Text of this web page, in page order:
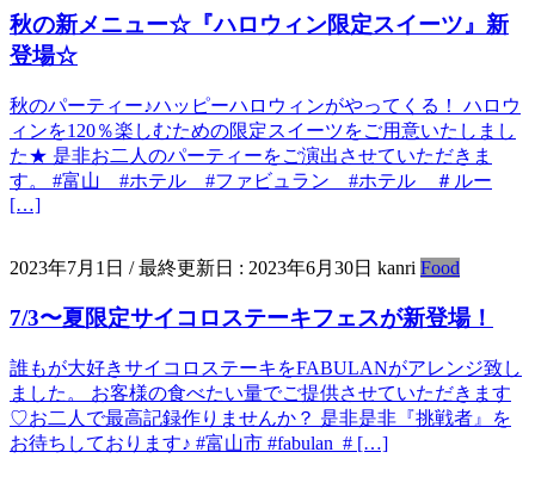
秋の新メニュー☆『ハロウィン限定スイーツ』新
登場☆
秋のパーティー♪ハッピーハロウィンがやってくる！ ハロウ
ィンを120％楽しむための限定スイーツをご用意いたしまし
た★ 是非お二人のパーティーをご演出させていただきま
す。 #富山 #ホテル #ファビュラン #ホテル ＃ルー
[…]
2023年7月1日 / 最終更新日 : 2023年6月30日 kanri Food
7/3〜夏限定サイコロステーキフェスが新登場！
誰もが大好きサイコロステーキをFABULANがアレンジ致し
ました。 お客様の食べたい量でご提供させていただきます
♡お二人で最高記録作りませんか？ 是非是非『挑戦者』を
お待ちしております♪ #富山市 #fabulan # […]